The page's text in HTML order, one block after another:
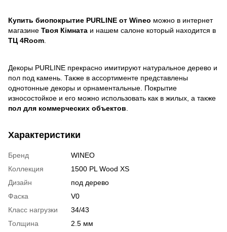
Купить биопокрытие PURLINE от Wineo можно в интернет
магазине Твоя Кімната и нашем салоне который находится в
ТЦ 4Room
Декоры PURLINE прекрасно имитируют натуральное дерево и
пол под камень. Также в ассортименте представлены
однотонные декоры и орнаментальные. Покрытие
износостойкое и его можно использовать как в жилых, а также
пол для коммерческих объектов
Характеристики
Бренд
WINEO
Коллекция
1500 PL Wood ХS
Дизайн
под дерево
Фаска
V0
Класс нагрузки
34/43
Толщина
2.5 мм